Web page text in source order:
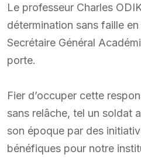
Le professeur Charles
détermination sans faille
Secrétaire Général
porte.
Fier d’occuper cette
sans relâche, tel un soldat
son époque par des
bénéfiques pour notre